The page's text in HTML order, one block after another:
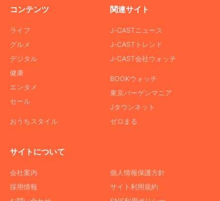
コンテンツ
ライフ
グルメ
デジタル
健康
エンタメ
セール
おうちスタイル
関連サイト
J-CASTニュース
J-CASTトレンド
J-CAST会社ウォッチ
BOOKウォッチ
東京バーゲンマニア
Jタウンネット
ゼロまる
サイトについて
会社案内
採用情報
個人情報保護方針
サイト利用規約